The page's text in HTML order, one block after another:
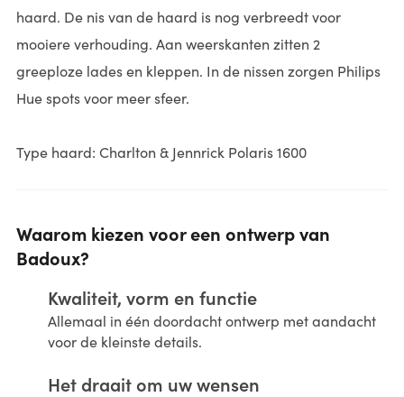
haard. De nis van de haard is nog verbreedt voor
mooiere verhouding. Aan weerskanten zitten 2
greeploze lades en kleppen. In de nissen zorgen Philips
Hue spots voor meer sfeer.
Type haard: Charlton & Jennrick Polaris 1600
Waarom kiezen voor een ontwerp van
Badoux?
Kwaliteit, vorm en functie
Allemaal in één doordacht ontwerp met aandacht
voor de kleinste details.
Het draait om uw wensen